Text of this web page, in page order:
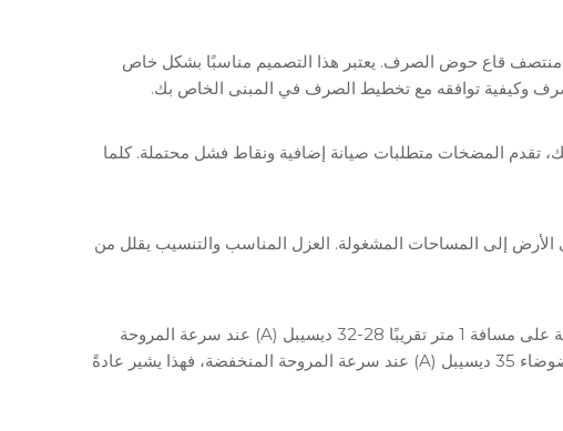
قاع حوض الصرف. يعتبر هذا التصميم مناسبًا بشكل خاص
وكيفية توافقه مع تخطيط الصرف في المبنى الخاص بك.
تقدم المضخات متطلبات صيانة إضافية ونقاط فشل محتملة. كلما
الأرض إلى المساحات المشغولة. العزل المناسب والتنسيب يقلل من
بالنسبة لوحدات ملفات المروحة المثبتة على الأرض والمثبتة في المساحات المشغولة، تبلغ مستويات ضغط الصوت النموذجية على مسافة 1 متر تقريبًا 28-32 ديسيبل (A) عند سرعة المروحة
. إذا تجاوزت مستويات الضوضاء 35 ديسيبل (A) عند سرعة المروحة المنخفضة، فهذا يشير عادةً